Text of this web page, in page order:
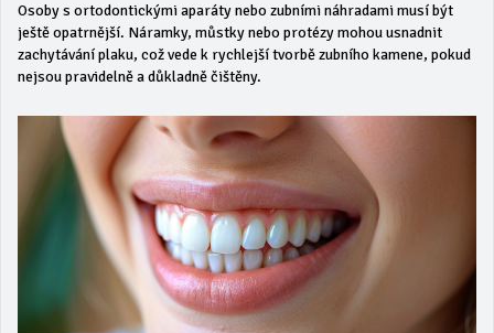
Osoby s ortodontickými aparáty nebo zubními náhradami musí být
ještě opatrnější. Náramky, můstky nebo protézy mohou usnadnit
zachytávání plaku, což vede k rychlejší tvorbě zubního kamene, pokud
nejsou pravidelně a důkladně čištěny.